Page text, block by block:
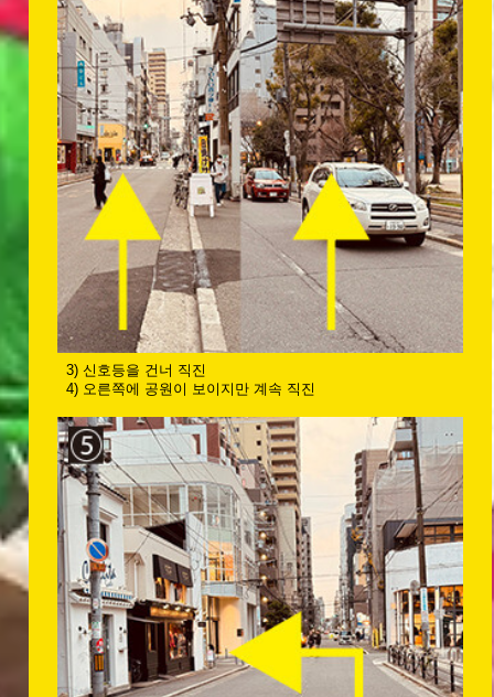
3) 신호등을 건너 직진
4) 오른쪽에 공원이 보이지만 계속 직진